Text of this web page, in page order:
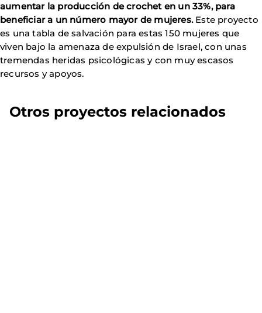
aumentar la producción de crochet en un 33%, para
beneficiar a un número mayor de mujeres.Este proyecto
es una tabla de salvación para estas 150 mujeres que
viven bajo la amenaza de expulsión de Israel, con unas
tremendas heridas psicológicas y con muy escasos
recursos y apoyos.
Otros proyectos relacionados